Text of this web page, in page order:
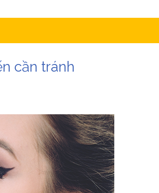
cần tránh